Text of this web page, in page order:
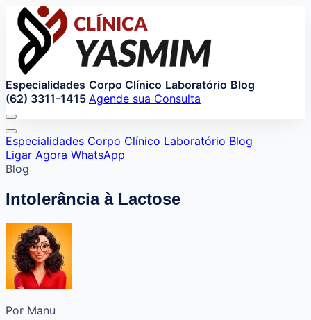
Especialidades Corpo Clínico Laboratório Blog
(62) 3311-1415 Agende sua Consulta
Especialidades Corpo Clínico Laboratório Blog
Ligar Agora WhatsApp
Blog
Intolerância à Lactose
Por Manu